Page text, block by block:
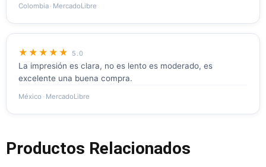
Colombia · MercadoLibre
★★★★★ 5.0
La impresión es clara, no es lento es moderado, es
excelente una buena compra.
México · MercadoLibre
Productos Relacionados